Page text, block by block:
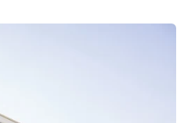
Lào sẽ
sâu